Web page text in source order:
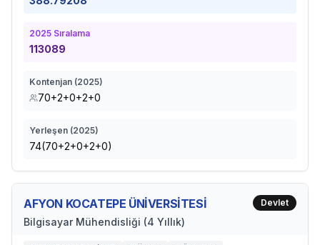
2025 Sıralama
113089
Kontenjan (2025)
70+2+0+2+0
Yerleşen (2025)
74(70+2+0+2+0)
AFYON KOCATEPE ÜNİVERSİTESİ
Bilgisayar Mühendisliği (4 Yıllık)
Devlet